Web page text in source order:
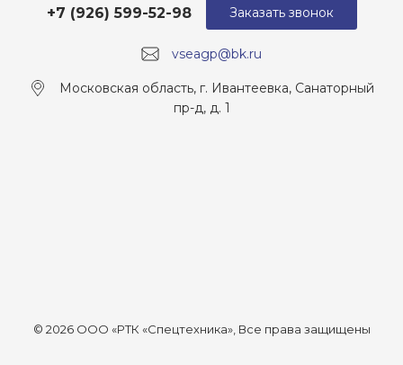
vseagp@bk.ru
+7 (926) 599-52-98
Московская область, г. Ивантеевка, Санаторный
пр-д, д. 1
Заказать звонок
© 2026 ООО «РТК «Спецтехника», Все права защищены